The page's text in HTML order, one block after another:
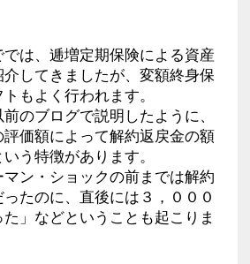
は、逓増定期保険による資産
してきましたが、変額終身保
もよく行われます。
のブログで説明したように、
価額によって解約返戻金の額
う特徴があります。
ン・ショックの前までは解約
たのに、直後には３，０００
」などということも起こりま